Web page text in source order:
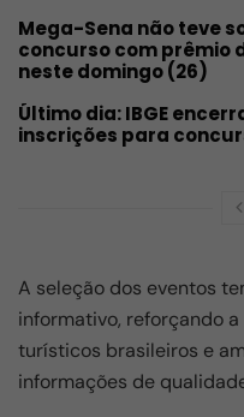
Mega-Sena não teve
concurso com prêmio
neste domingo (26)
Último dia: IBGE
inscrições para
A seleção dos eventos
informativo, reforçando
turísticos brasileiros e
informações de